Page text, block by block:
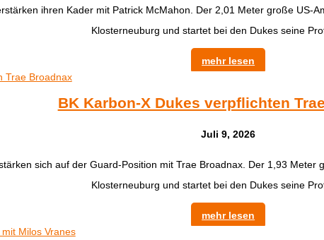
ihren Kader mit Patrick McMahon. Der 2,01 Meter große US-
Klosterneuburg und startet bei den Dukes seine
mehr lesen
BK Karbon-X Dukes verpflichten
Juli 9, 2026
sich auf der Guard-Position mit Trae Broadnax. Der 1,93
Klosterneuburg und startet bei den Dukes seine
mehr lesen